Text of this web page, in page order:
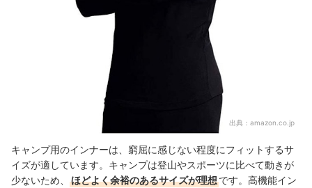
出典： amazon.co.jp
キャンプ用のインナーは、窮屈に感じない程度にフィットするサ
イズが適しています。キャンプは登山やスポーツに比べて動きが
少ないため、
ほどよく余裕のあるサイズが理想です。高機能イン